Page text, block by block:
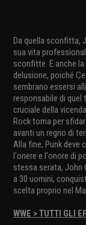
Da quella sconfitta,
sua vita
sconfitte. E anche
delusione, poiché
sembrano essersi
responsabile di quel
cruciale della
Rock torna per
avanti un regno di
Alla fine, Punk deve
l'onere e l'onore di
stessa serata, John
a 30 uomini,
scelta proprio nel
WWE > TUTTI GLI